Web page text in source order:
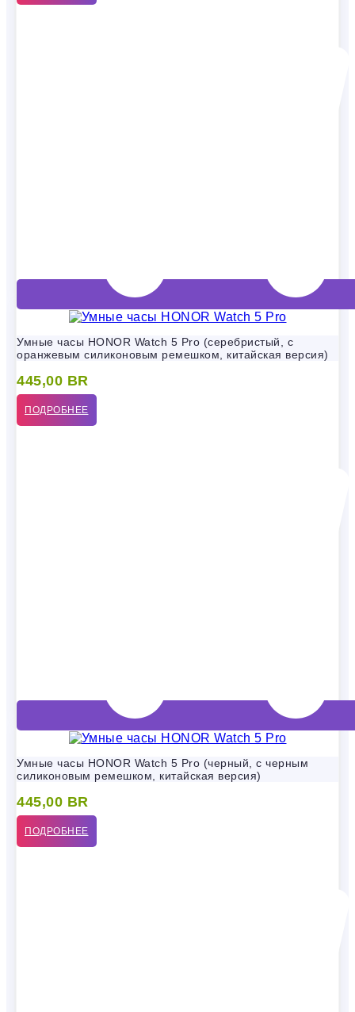
Умные часы HONOR Watch 5 Pro (серебристый, с
оранжевым силиконовым ремешком, китайская версия)
445,00 BR
ПОДРОБНЕЕ
Умные часы HONOR Watch 5 Pro (черный, с черным
силиконовым ремешком, китайская версия)
445,00 BR
ПОДРОБНЕЕ